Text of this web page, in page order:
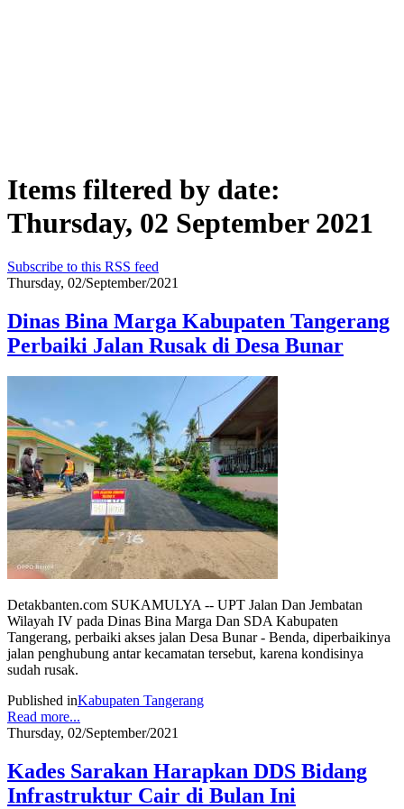
Items filtered by date:
Thursday, 02 September 2021
Subscribe to this RSS feed
Thursday, 02/September/2021
Dinas Bina Marga Kabupaten Tangerang
Perbaiki Jalan Rusak di Desa Bunar
Detakbanten.com SUKAMULYA -- UPT Jalan Dan Jembatan
Wilayah IV pada Dinas Bina Marga Dan SDA Kabupaten
Tangerang, perbaiki akses jalan Desa Bunar - Benda, diperbaikinya
jalan penghubung antar kecamatan tersebut, karena kondisinya
sudah rusak.
Published inKabupaten Tangerang
Read more...
Thursday, 02/September/2021
Kades Sarakan Harapkan DDS Bidang
Infrastruktur Cair di Bulan Ini